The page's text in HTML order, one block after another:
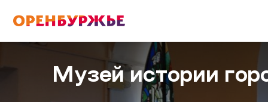
English(EN)
Русский(RU)Музей истории